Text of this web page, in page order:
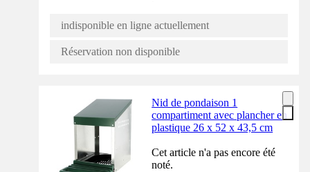
indisponible en ligne actuellement
Réservation non disponible
Nid de pondaison 1
compartiment avec plancher en
plastique 26 x 52 x 43,5 cm
Cet article n'a pas encore été
noté.